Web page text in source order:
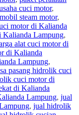
cuci motor,
steam motor,
motor di Kalianda
Kalianda Lampung,
alat cuci motor di
di Kalianda
Lampung,
pasang hidrolik cuci
cuci motor di
di Kalianda
Lampung, jual
, jual hidrolik